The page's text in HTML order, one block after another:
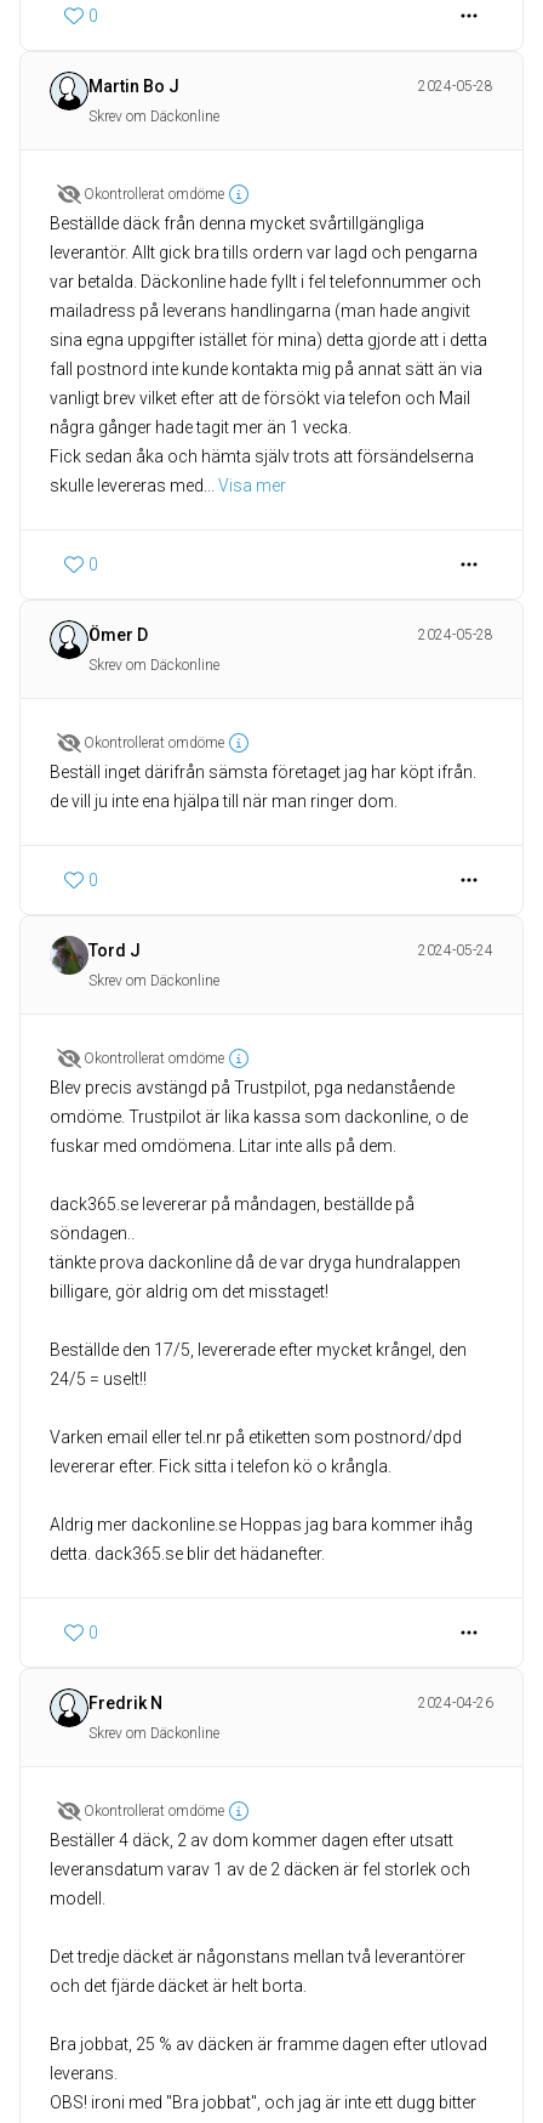
0
Martin Bo J
2024-05-28
Skrev om Däckonline
Okontrollerat omdöme
Beställde däck från denna mycket svårtillgängliga
leverantör. Allt gick bra tills ordern var lagd och pengarna
var betalda. Däckonline hade fyllt i fel telefonnummer och
mailadress på leverans handlingarna (man hade angivit
sina egna uppgifter istället för mina) detta gjorde att i detta
fall postnord inte kunde kontakta mig på annat sätt än via
vanligt brev vilket efter att de försökt via telefon och Mail
några gånger hade tagit mer än 1 vecka.
Fick sedan åka och hämta själv trots att försändelserna
skulle levereras med
Visa mer
0
Ömer D
2024-05-28
Skrev om Däckonline
Okontrollerat omdöme
Beställ inget därifrån sämsta företaget jag har köpt ifrån.
de vill ju inte ena hjälpa till när man ringer dom.
0
Tord J
2024-05-24
Skrev om Däckonline
Okontrollerat omdöme
Blev precis avstängd på Trustpilot, pga nedanstående
omdöme. Trustpilot är lika kassa som dackonline, o de
fuskar med omdömena. Litar inte alls på dem.
dack365.se levererar på måndagen, beställde på
söndagen..
tänkte prova dackonline då de var dryga hundralappen
billigare, gör aldrig om det misstaget!
Beställde den 17/5, levererade efter mycket krångel, den
24/5 = uselt!!
Varken email eller tel.nr på etiketten som postnord/dpd
levererar efter. Fick sitta i telefon kö o krångla.
Aldrig mer dackonline.se Hoppas jag bara kommer ihåg
detta. dack365.se blir det hädanefter.
0
Fredrik N
2024-04-26
Skrev om Däckonline
Okontrollerat omdöme
Beställer 4 däck, 2 av dom kommer dagen efter utsatt
leveransdatum varav 1 av de 2 däcken är fel storlek och
modell.
Det tredje däcket är någonstans mellan två leverantörer
och det fjärde däcket är helt borta.
Bra jobbat, 25 % av däcken är framme dagen efter utlovad
leverans.
OBS! ironi med "Bra jobbat", och jag är inte ett dugg bitter